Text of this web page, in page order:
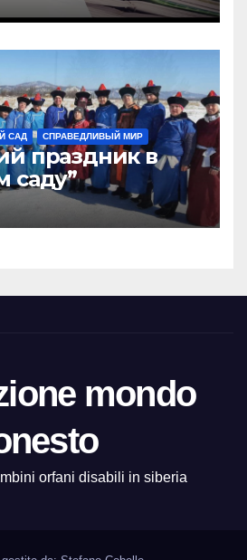
САД СПРАВЕДЛИВЫЙ МИР
праздник в
саду”
mondo
orfani disabili in siberia